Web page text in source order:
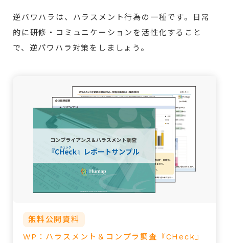
逆パワハラは、ハラスメント行為の一種です。日常
的に研修・コミュニケーションを活性化すること
で、逆パワハラ対策をしましょう。
無料公開資料
WP：ハラスメント＆コンプラ調査『CHeck』